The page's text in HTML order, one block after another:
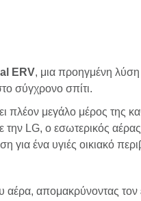
ERV, μια προηγμένη λύση
σύγχρονο σπίτι.
μεγάλο μέρος της
LG, ο εσωτερικός
για ένα υγιές οικιακό
απομακρύνοντας